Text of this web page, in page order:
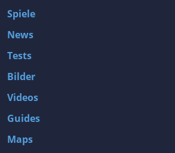
Spiele
News
Tests
Bilder
Videos
Guides
Maps